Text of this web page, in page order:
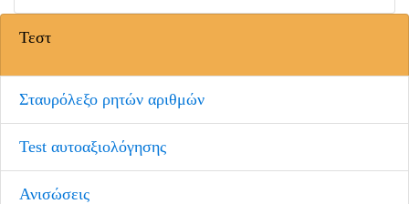
Τεστ
Σταυρόλεξο ρητών αριθμών
Test αυτοαξιολόγησης
Ανισώσεις